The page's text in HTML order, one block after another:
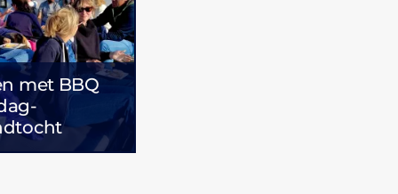
met BBQ